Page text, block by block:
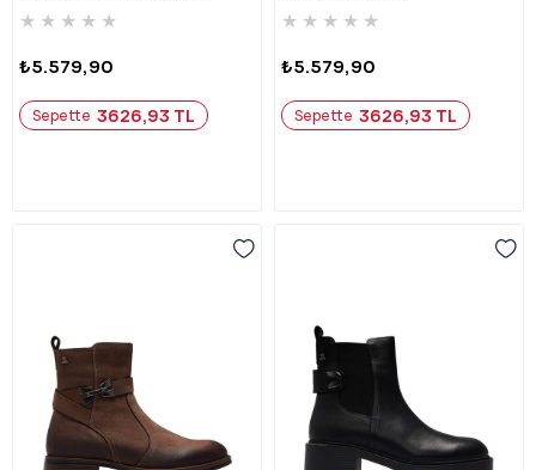
★ ★ ★ ★ ★
₺5.579,90
Sepette 3626,93 TL
★ ★ ★ ★ ★
₺5.579,90
Sepette 3626,93 TL